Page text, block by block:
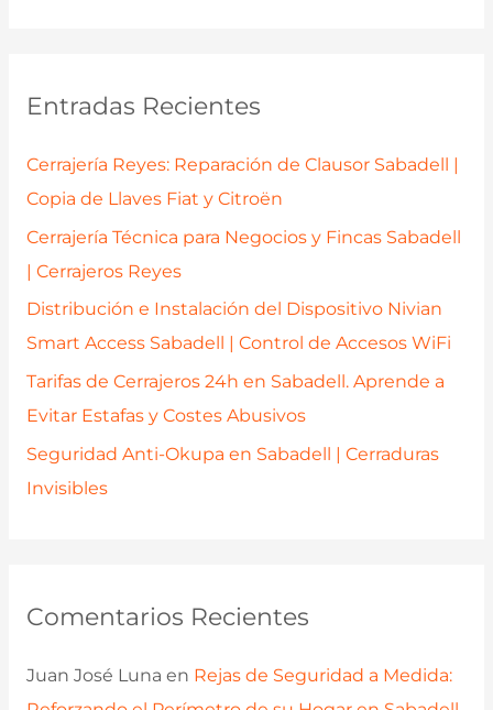
p
o
Entradas Recientes
Cerrajería Reyes: Reparación de Clausor Sabadell |
Copia de Llaves Fiat y Citroën
Cerrajería Técnica para Negocios y Fincas Sabadell
| Cerrajeros Reyes
Distribución e Instalación del Dispositivo Nivian
Smart Access Sabadell | Control de Accesos WiFi
Tarifas de Cerrajeros 24h en Sabadell. Aprende a
Evitar Estafas y Costes Abusivos
Seguridad Anti-Okupa en Sabadell | Cerraduras
Invisibles
Comentarios Recientes
Juan José Luna en Rejas de Seguridad a Medida: